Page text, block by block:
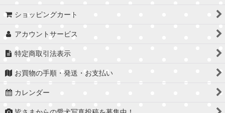
ショッピングカート
アカウントサービス
特定商取引法表示
お買物の手順・発送・お支払い
カレンダー